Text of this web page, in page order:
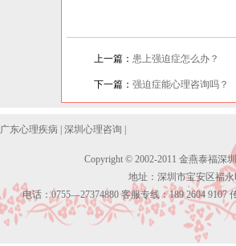
上一篇： 患上强迫症怎么办？
下一篇： 强迫症能心理咨询吗？
广东心理疾病 深圳心理咨询
Copyright © 2002-2011 金燕泰福深
地址：深圳市宝安区福
电话：0755—27374880 客服专线：189 2604 9107